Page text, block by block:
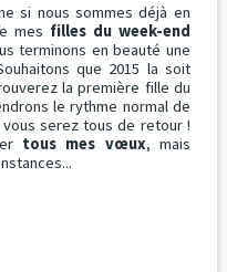
si nous sommes déjà en
mes filles du week-end
terminons en beauté une
que 2015 la soit
la première fille du
le rythme normal de
serez tous de retour !
tous mes vœux, mais